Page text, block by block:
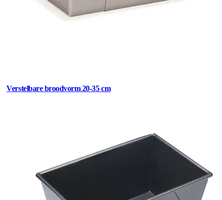
Verstelbare broodvorm 20-35 cm